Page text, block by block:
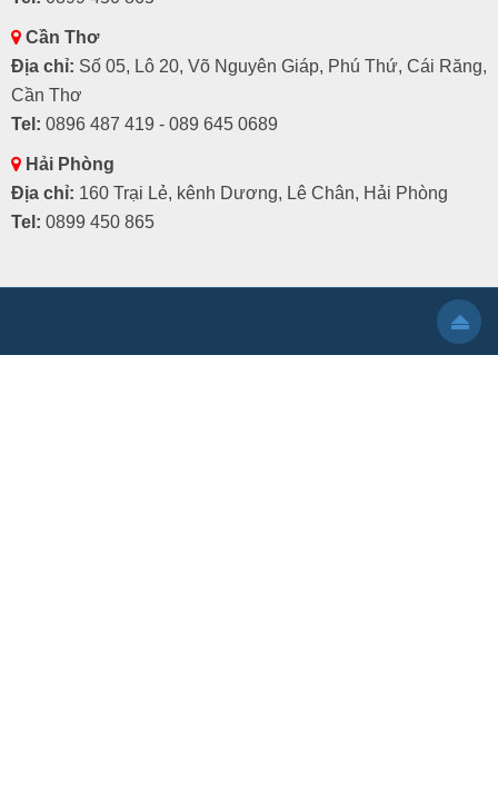
Cần Thơ
Địa chỉ: Số 05, Lô 20, Võ Nguyên Giáp, Phú Thứ, Cái Răng,
Cần Thơ
Tel: 0896 487 419 - 089 645 0689
Hải Phòng
Địa chỉ: 160 Trại Lẻ, kênh Dương, Lê Chân, Hải Phòng
Tel: 0899 450 865